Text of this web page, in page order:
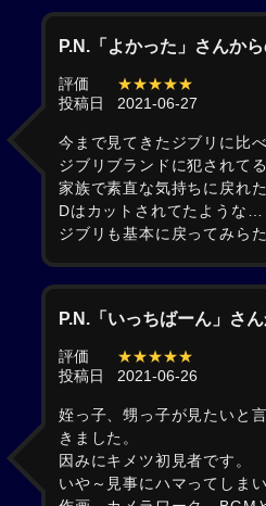
P.N.「よかった」さんか
評価
★★★★★
投稿日
2021-06-27
今まで見てきたジブリに比
ジブリブランドに犯されて
家族で素直な気持ちに戻れ
Dはカットされてたような…
ジブリも基本に戻ってみら
P.N.「いっちばーん」さ
評価
★★★★★
投稿日
2021-06-26
姪っ子、甥っ子が見たいと
きました。
因みにキメツ初見者です。
いや～見事にハマってしま